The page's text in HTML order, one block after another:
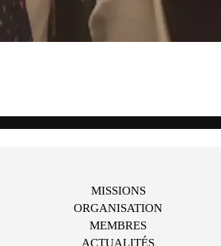
MISSIONS
ORGANISATION
MEMBRES
ACTUALITÉS